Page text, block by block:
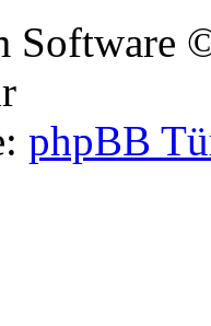
Software
phpBB